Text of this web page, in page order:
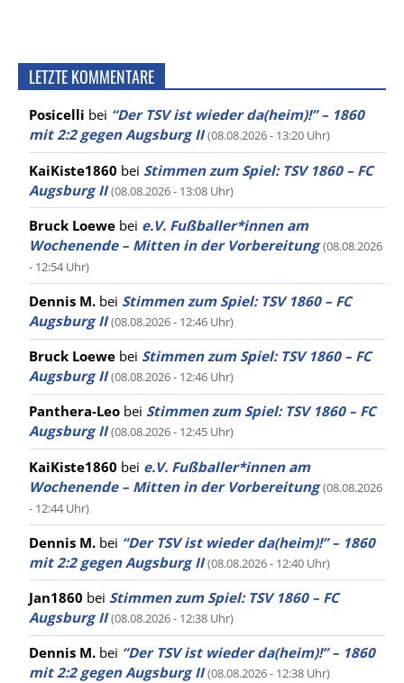
LETZTE KOMMENTARE
Posicelli bei “Der TSV ist wieder da(heim)!” – 1860
mit 2:2 gegen Augsburg II (08.08.2026 - 13:20 Uhr)
KaiKiste1860 bei Stimmen zum Spiel: TSV 1860 – FC
Augsburg II (08.08.2026 - 13:08 Uhr)
Bruck Loewe bei e.V. Fußballer*innen am
Wochenende – Mitten in der Vorbereitung (08.08.2026
- 12:54 Uhr)
Dennis M. bei Stimmen zum Spiel: TSV 1860 – FC
Augsburg II (08.08.2026 - 12:46 Uhr)
Bruck Loewe bei Stimmen zum Spiel: TSV 1860 – FC
Augsburg II (08.08.2026 - 12:46 Uhr)
Panthera-Leo bei Stimmen zum Spiel: TSV 1860 – FC
Augsburg II (08.08.2026 - 12:45 Uhr)
KaiKiste1860 bei e.V. Fußballer*innen am
Wochenende – Mitten in der Vorbereitung (08.08.2026
- 12:44 Uhr)
Dennis M. bei “Der TSV ist wieder da(heim)!” – 1860
mit 2:2 gegen Augsburg II (08.08.2026 - 12:40 Uhr)
Jan1860 bei Stimmen zum Spiel: TSV 1860 – FC
Augsburg II (08.08.2026 - 12:38 Uhr)
Dennis M. bei “Der TSV ist wieder da(heim)!” – 1860
mit 2:2 gegen Augsburg II (08.08.2026 - 12:38 Uhr)